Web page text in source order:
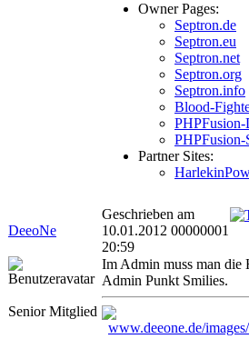
Owner Pages:
Septron.de
Septron.eu
Septron.net
Septron.org
Septron.info
Blood-
PHPFusion-
Partner Sites:
DeeoNe
Geschrieben am
10.01.2012 00000001
20:59
Senior Mitglied
Im Admin muss man die
Admin Punkt Smilies.